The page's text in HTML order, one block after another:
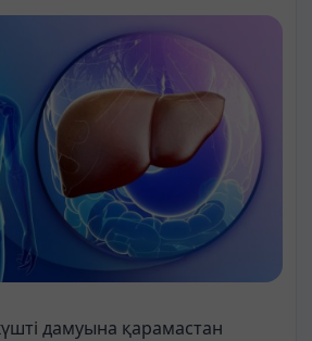
дамуына қарамастан